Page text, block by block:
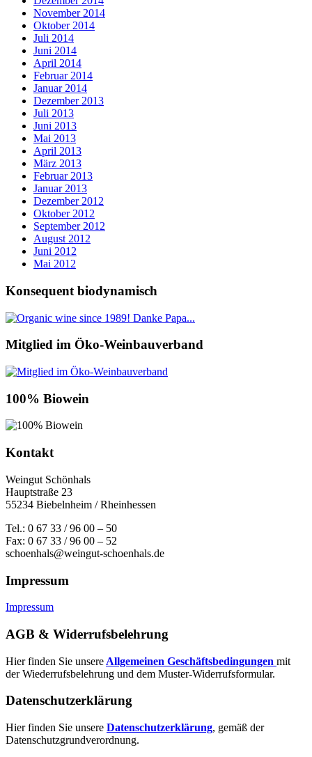
November 2014
Oktober 2014
Juli 2014
Juni 2014
April 2014
Februar 2014
Januar 2014
Dezember 2013
Juli 2013
Juni 2013
Mai 2013
April 2013
März 2013
Februar 2013
Januar 2013
Dezember 2012
Oktober 2012
September 2012
August 2012
Juni 2012
Mai 2012
Konsequent biodynamisch
Mitglied im Öko-Weinbauverband
100% Biowein
Kontakt
Weingut Schönhals
Hauptstraße 23
55234 Biebelnheim / Rheinhessen
Tel.: 0 67 33 / 96 00 – 50
Fax: 0 67 33 / 96 00 – 52
schoenhals@weingut-schoenhals.de
Impressum
Impressum
AGB & Widerrufsbelehrung
Hier finden Sie unsere Allgemeinen Geschäftsbedingungen mit
der Wiederrufsbelehrung und dem Muster-Widerrufsformular.
Datenschutzerklärung
Hier finden Sie unsere Datenschutzerklärung, gemäß der
Datenschutzgrundverordnung.